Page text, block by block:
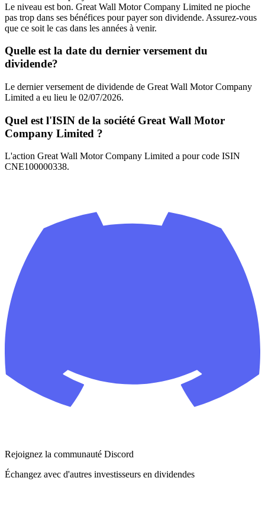
Le niveau est bon. Great Wall Motor Company Limited ne pioche
pas trop dans ses bénéfices pour payer son dividende. Assurez-vous
que ce soit le cas dans les années à venir.
Quelle est la date du dernier versement du
dividende?
Le dernier versement de dividende de Great Wall Motor Company
Limited a eu lieu le 02/07/2026.
Quel est l'ISIN de la société Great Wall Motor
Company Limited ?
L'action Great Wall Motor Company Limited a pour code ISIN
CNE100000338.
Rejoignez la communauté Discord
Échangez avec d'autres investisseurs en dividendes